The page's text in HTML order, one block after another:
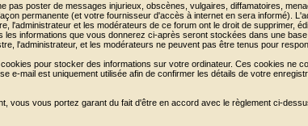
pas poster de messages injurieux, obscènes, vulgaires, diffamatoires,
permanente (et votre fournisseur d'accès à internet en sera informé).
l'administrateur et les modérateurs de ce forum ont le droit de supprimer,
les informations que vous donnerez ci-après seront stockées dans une
l'administrateur, et les modérateurs ne peuvent pas être tenus pour
pour stocker des informations sur votre ordinateur. Ces cookies ne
e-mail est uniquement utilisée afin de confirmer les détails de votre
vous vous portez garant du fait d'être en accord avec le règlement ci-